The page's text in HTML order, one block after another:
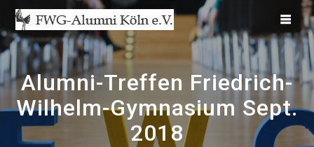
Inhalt
springen
Alumni-Treffen Friedrich-
Wilhelm-Gymnasium Sept.
2018